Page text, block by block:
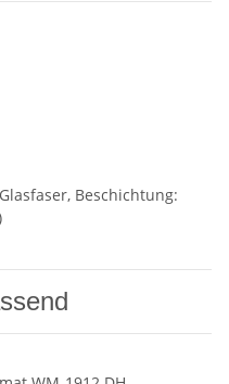
Beschichtung: